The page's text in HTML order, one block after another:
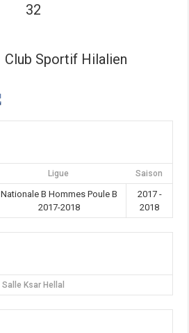
32
Club Sportif Hilalien
Ligue Saison
Nationale B Hommes Poule B
2017-2018
2017 -
2018
Salle Ksar Hellal